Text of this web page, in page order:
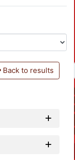
Back to results